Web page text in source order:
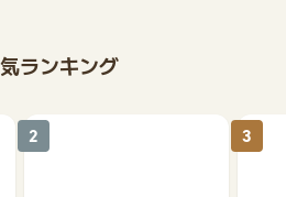
ランキング
2 3